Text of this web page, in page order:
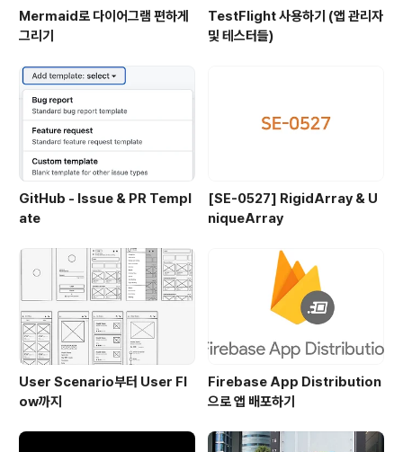
Mermaid로 다이어그램 편하게
그리기
TestFlight 사용하기 (앱 관리자
및 테스터들)
GitHub - Issue & PR Templ
ate
[SE-0527] RigidArray & U
niqueArray
User Scenario부터 User Fl
ow까지
Firebase App Distribution
으로 앱 배포하기